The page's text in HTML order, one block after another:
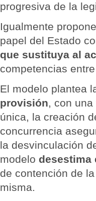
progresiva de la
Igualmente
papel del Estado
que sustituya al
competencias
El modelo plantea
provisión, con
única, la creación
concurrencia
la desvinculación
modelo desestima
de contención de
misma.